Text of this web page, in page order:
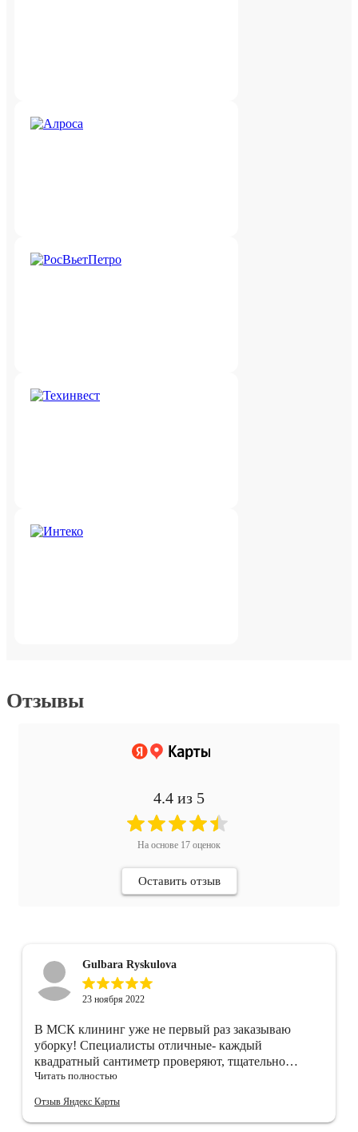
Отзывы
4.4 из 5
На основе 17 оценок
Оставить отзыв
Gulbara Ryskulova
23 ноября 2022
В МСК клининг уже не первый раз заказываю
уборку! Специалисты отличные- каждый
квадратный сантиметр проверяют, тщательно
убирают)) после них квартира ещё неделю пахнет
Читать полностью
Отзыв Яндекс Карты